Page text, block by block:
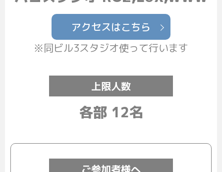
アクセスはこちら
※同ビル3スタジオ使って行います
上限人数
各部 12名